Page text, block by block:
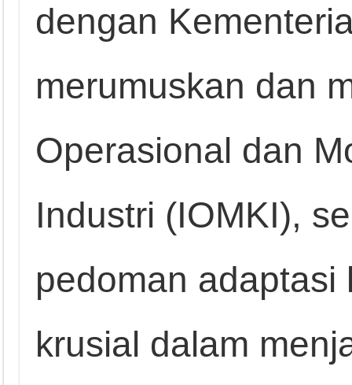
dengan
merumuskan dan
Operasional dan
Industri (IOMKI),
pedoman adaptasi
krusial dalam